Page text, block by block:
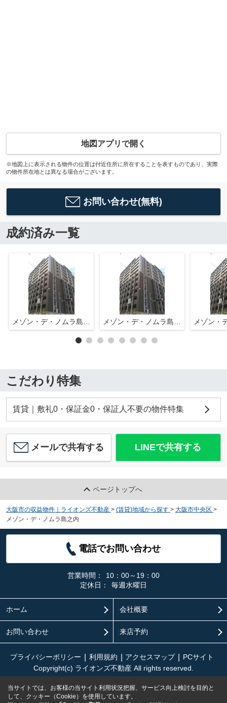
地図アプリで開く
※地図上に表示される物件の位置は付近住所に所在することを表すものであり、実際
の物件所在地とは異なる場合がございます。
お問い合わせ(無料)
成約済み一覧
メゾン・デ・ノムラ島之内 メゾン・デ・ノムラ島之内
こだわり特集
賃貸｜敷礼0・保証金0・保証人不要の物件特集
メールで共有する LINEで共有する
ページトップへ
大阪市の収益物件｜ライオンズ不動産 > (賃貸)地域から探す > 大阪市中央区 >
メゾン・デ・ノムラ島之内
電話でお問い合わせ
営業時間：
10：00～19：00
定休日：
毎週水曜日
ホーム 会社概要
お問い合わせ 来店予約
プライバシーポリシー 利用規約 アクセスマップ
PCサイト
Copyright(c) ライオンズ不動産 All rights reserved.
当サイトでは、お客様の当サイト利用状況把握、サービス向上検討を目的と
して、クッキー（Cookie）を使用しています。